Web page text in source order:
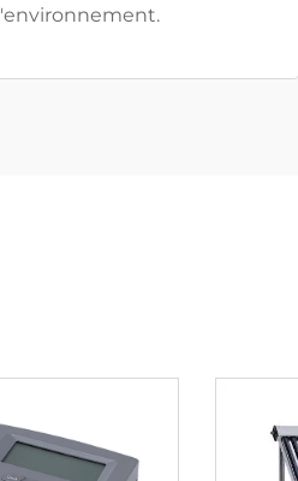
l'environnement.